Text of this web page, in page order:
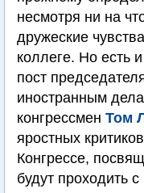
несмотря ни на
дружеские
коллеге. Но есть
пост
иностранным
конгрессмен Том
яростных
Конгрессе,
будут проходить